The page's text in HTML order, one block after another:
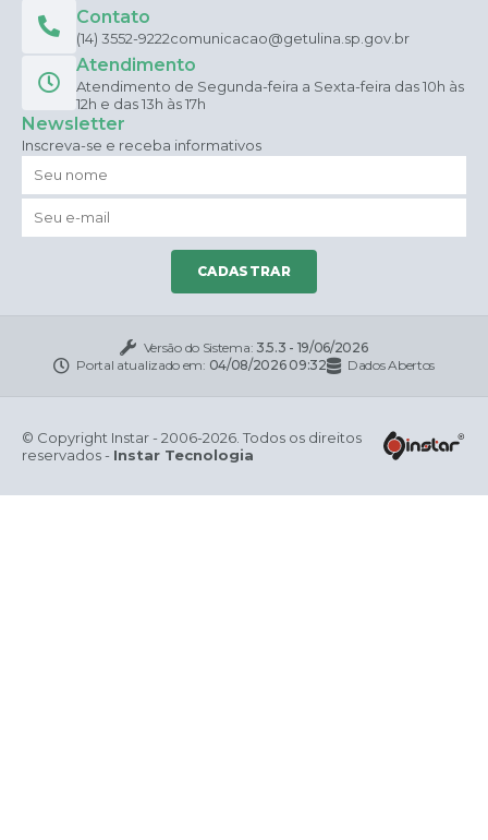
Contato
(14) 3552-9222comunicacao@getulina.sp.gov.br
Atendimento
Atendimento de Segunda-feira a Sexta-feira das 10h às
12h e das 13h às 17h
Newsletter
Inscreva-se e receba informativos
CADASTRAR
Versão do Sistema: 3.5.3 - 19/06/2026
Portal atualizado em: 04/08/2026 09:32 Dados Abertos
© Copyright Instar - 2006-2026. Todos os direitos
reservados - Instar Tecnologia